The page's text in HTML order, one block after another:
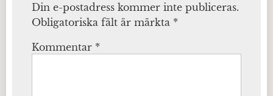
Din e-postadress kommer inte publiceras.
Obligatoriska fält är märkta *
Kommentar *